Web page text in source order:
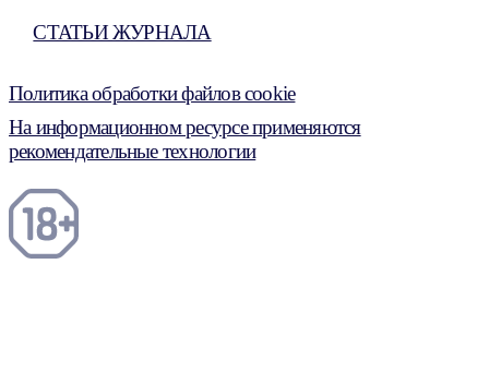
СТАТЬИ ЖУРНАЛА
Политика обработки файлов cookie
На информационном ресурсе применяются
рекомендательные технологии